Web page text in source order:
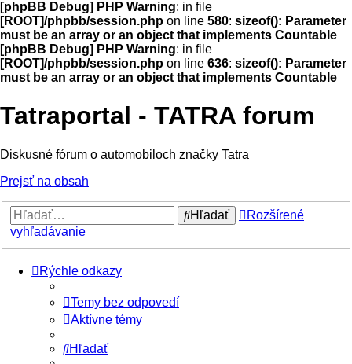
[phpBB Debug] PHP Warning: in file
[ROOT]/phpbb/session.php on line 580: sizeof(): Parameter
must be an array or an object that implements Countable
[phpBB Debug] PHP Warning: in file
[ROOT]/phpbb/session.php on line 636: sizeof(): Parameter
must be an array or an object that implements Countable
Tatraportal - TATRA forum
Diskusné fórum o automobiloch značky Tatra
Prejsť na obsah
Hľadať
Rozšírené
vyhľadávanie
Rýchle odkazy
Temy bez odpovedí
Aktívne témy
Hľadať